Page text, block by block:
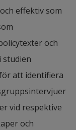
effektiv som
och
studien
att identifiera
vid respektive
och